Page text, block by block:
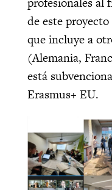
de este
que incluye a
(Alemania,
está
Erasmus+ EU.